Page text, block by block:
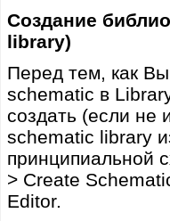
Создание
library)
Перед тем, как
schematic в
создать (если не
schematic library
принципиальной
> Create
Editor.